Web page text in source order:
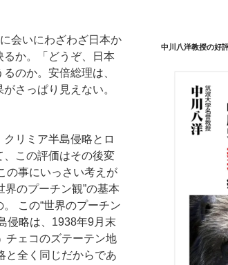
会いにわざわざ日本か
か。「どうぞ、日本
のか。安倍総理は、
さっぱり見えない。
クリミア半島侵略とロ
、この評価はその後変
の事にいっさい考えが
のプーチン観”の基本
この“世界のプーチン
侵略は、1938年9月末
チェコのズテーテン地
と全く同じだからであ
中川八洋教授の好